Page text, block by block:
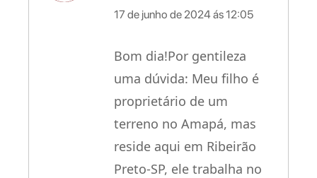
17 de junho de 2024 ás 12:05
Bom dia!Por gentileza
uma dúvida: Meu filho é
proprietário de um
terreno no Amapá, mas
reside aqui em Ribeirão
Preto-SP, ele trabalha no